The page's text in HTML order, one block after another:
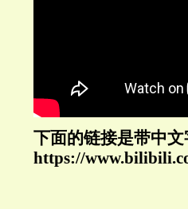
下面的链接是带中文
https://